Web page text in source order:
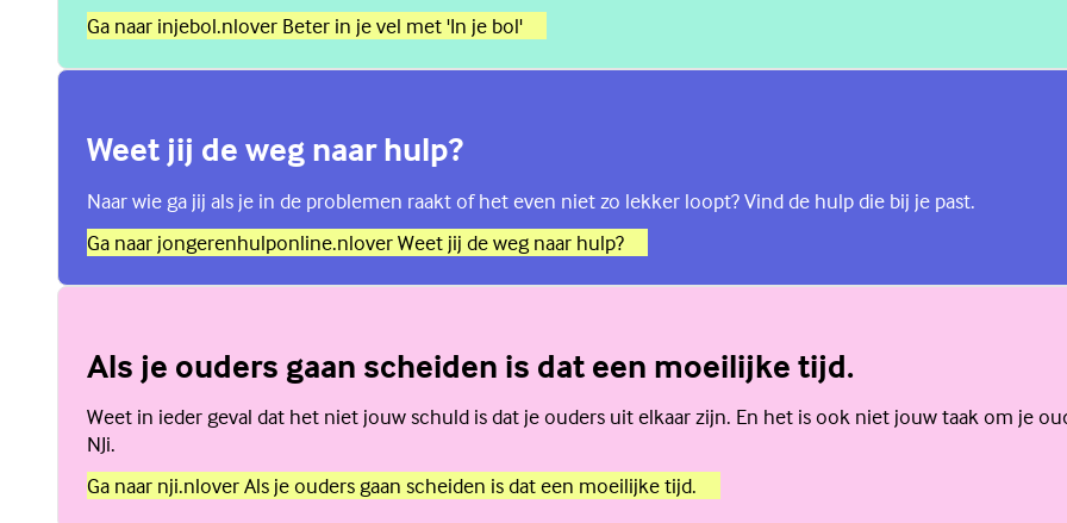
Ga naar injebol.nlover Beter in je vel met 'In je bol'
Weet jij de weg naar hulp?
Naar wie ga jij als je in de problemen raakt of het even niet zo lekker loopt? Vind de hulp die bij je past.
Ga naar jongerenhulponline.nlover Weet jij de weg naar hulp?
Als je ouders gaan scheiden is dat een moeilijke tijd.
Weet in ieder geval dat het niet jouw schuld is dat je ouders uit elkaar zijn. En het is ook niet jouw taak om je
NJi.
Ga naar nji.nlover Als je ouders gaan scheiden is dat een moeilijke tijd.